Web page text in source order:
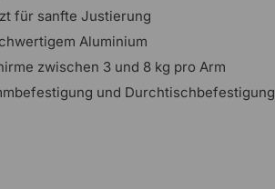
für sanfte Justierung
Aluminium
zwischen 3 und 8 kg pro Arm
und Durchtischbefestigung